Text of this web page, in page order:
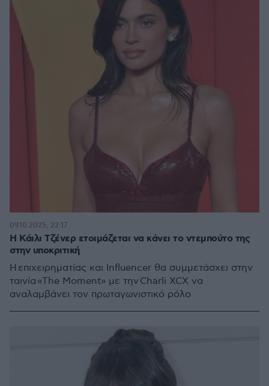
Η Κάιλι Τζένερ ετοιμάζεται να κάνει το ντεμπούτο της
στην υποκριτική
Η επιχειρηματίας και Influencer θα συμμετάσχει στην
ταινία «The Moment» με την Charli XCX να
αναλαμβάνει τον πρωταγωνιστικό ρόλο
09.10.2025, 22:17